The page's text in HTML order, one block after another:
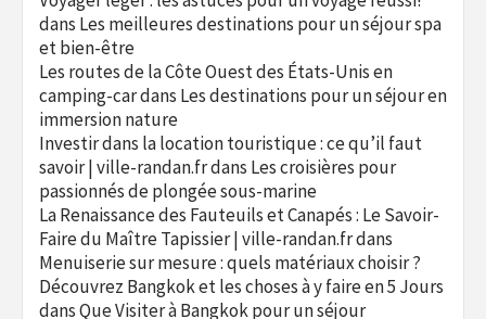
dans Les meilleures destinations pour un séjour spa
et bien-être
Les routes de la Côte Ouest des États-Unis en
camping-cardans Les destinations pour un séjour en
immersion nature
Investir dans la location touristique : ce qu’il faut
savoir | ville-randan.frdans Les croisières pour
passionnés de plongée sous-marine
La Renaissance des Fauteuils et Canapés : Le Savoir-
Faire du Maître Tapissier | ville-randan.frdans
Menuiserie sur mesure : quels matériaux choisir ?
Découvrez Bangkok et les choses à y faire en 5 Jours
dansQue Visiter à Bangkok pour un séjour